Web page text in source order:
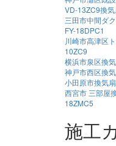
VD-13ZC9換
三田市中間ダ
FY-18DPC1
川崎市高津区
10ZC9
横浜市泉区換
神戸市西区換
小田原市換気
西宮市 三部屋
18ZMC5
施工